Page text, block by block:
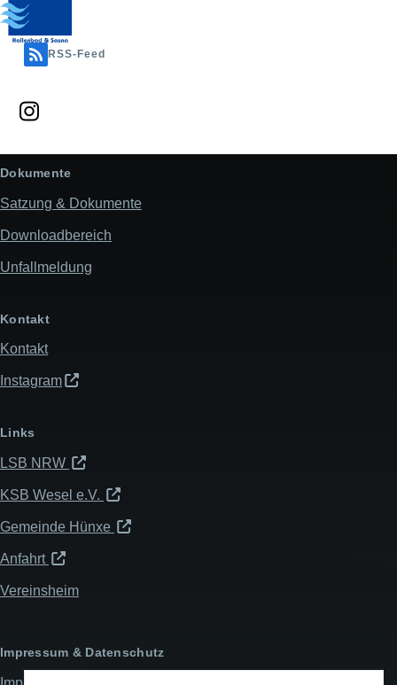
RSS-Feed
Dokumente
Satzung & Dokumente
Downloadbereich
Unfallmeldung
Kontakt
Kontakt
Instagram
Links
LSB NRW
KSB Wesel e.V.
Gemeinde Hünxe
Anfahrt
Vereinsheim
Impressum & Datenschutz